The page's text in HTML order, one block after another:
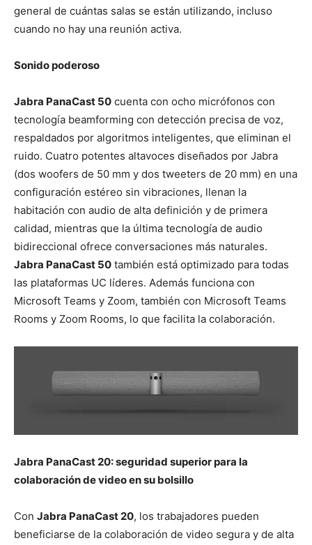
general de cuántas salas se están utilizando, incluso
cuando no hay una reunión activa.
Sonido poderoso
Jabra PanaCast 50 cuenta con ocho micrófonos con
tecnología beamforming con detección precisa de voz,
respaldados por algoritmos inteligentes, que eliminan el
ruido. Cuatro potentes altavoces diseñados por Jabra
(dos woofers de 50 mm y dos tweeters de 20 mm) en una
configuración estéreo sin vibraciones, llenan la
habitación con audio de alta definición y de primera
calidad, mientras que la última tecnología de audio
bidireccional ofrece conversaciones más naturales.
Jabra PanaCast 50 también está optimizado para todas
las plataformas UC líderes. Además funciona con
Microsoft Teams y Zoom, también con Microsoft Teams
Rooms y Zoom Rooms, lo que facilita la colaboración.
Jabra PanaCast 20: seguridad superior para la
colaboración de video en su bolsillo
Con Jabra PanaCast 20, los trabajadores pueden
beneficiarse de la colaboración de video segura y de alta